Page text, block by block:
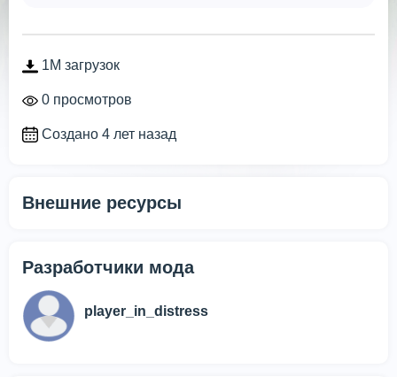
1M загрузок
0 просмотров
Создано 4 лет назад
Внешние ресурсы
Разработчики мода
player_in_distress